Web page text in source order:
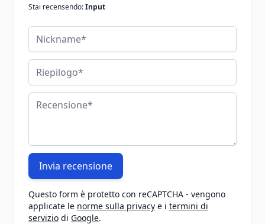
Stai recensendo:Input
Nickname
Riepilogo
Recensione
Invia recensione
Questo form è protetto con reCAPTCHA - vengono
applicate le norme sulla privacy e i termini di
servizio di Google.